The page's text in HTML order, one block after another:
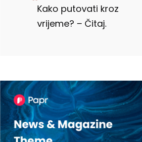
Kako putovati kroz
vrijeme? – Čitaj.